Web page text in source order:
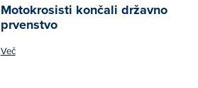
Motokrosisti končali državno
prvenstvo
Več